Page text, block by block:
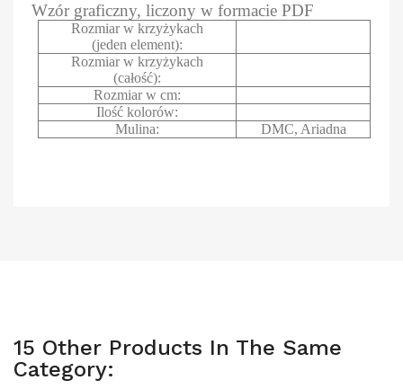
Wzór graficzny, liczony w formacie PDF
Rozmiar w krzyżykach
(jeden element):
Rozmiar w krzyżykach
(całość):
Rozmiar w cm:
Ilość kolorów:
Mulina:
DMC, Ariadna
15 Other Products In The Same
Category: